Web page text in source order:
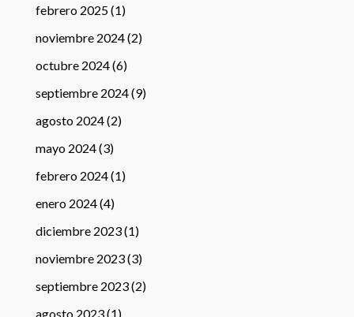
febrero 2025(1)
noviembre 2024(2)
octubre 2024(6)
septiembre 2024(9)
agosto 2024(2)
mayo 2024(3)
febrero 2024(1)
enero 2024(4)
diciembre 2023(1)
noviembre 2023(3)
septiembre 2023(2)
agosto 2023(1)